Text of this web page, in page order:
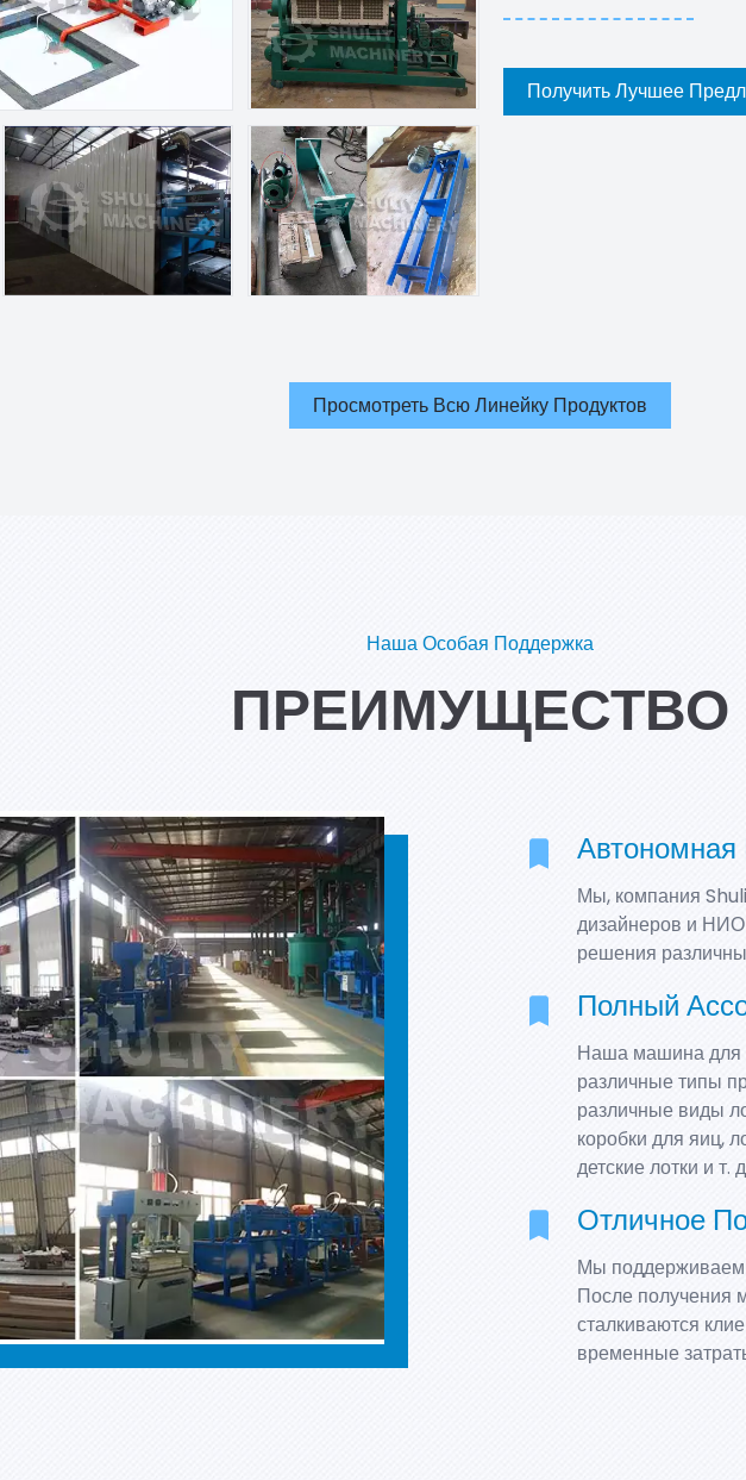
Получить Лучшее
Просмотреть Всю Линейку Продуктов
Наша Особая Поддержка
ПРЕИМУЩЕСТВО
Мы, компания
дизайнеров и
решения
Полный
Наша машина для
различные типы
различные виды
коробки для яиц,
детские лотки и т.
Отличное
Мы поддерживаем
После получения
сталкиваются
временные